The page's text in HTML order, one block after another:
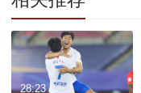
28:23